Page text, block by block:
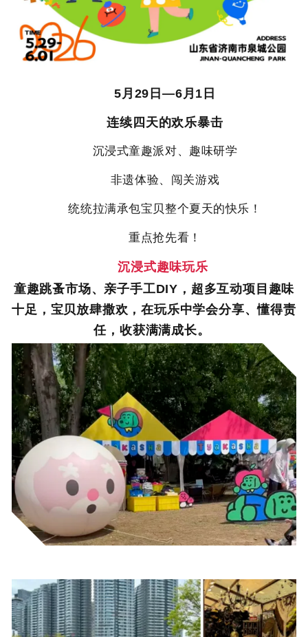
5月29日—6月1日
连续四天的欢乐暴击
沉浸式童趣派对、趣味研学
非遗体验、闯关游戏
统统拉满承包宝贝整个夏天的快乐！
重点抢先看！
沉浸式趣味玩乐
童趣跳蚤市场、亲子手工DIY，超多互动项目趣味
十足，宝贝放肆撒欢，在玩乐中学会分享、懂得责
任，收获满满成长。